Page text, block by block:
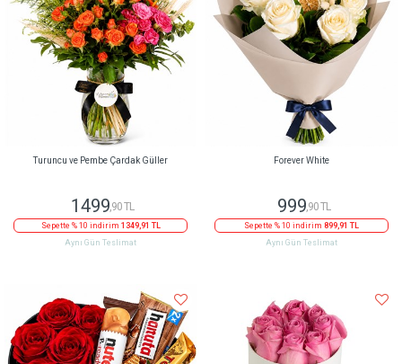
Turuncu ve Pembe Çardak Güller
1499,90 TL
Sepette % 10 indirim 1349,91 TL
Aynı Gün Teslimat
Forever White
999,90 TL
Sepette % 10 indirim 899,91 TL
Aynı Gün Teslimat